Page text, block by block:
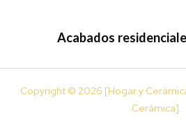
Acabados
Copyright © 2026 [Hogar y
Cerámica].